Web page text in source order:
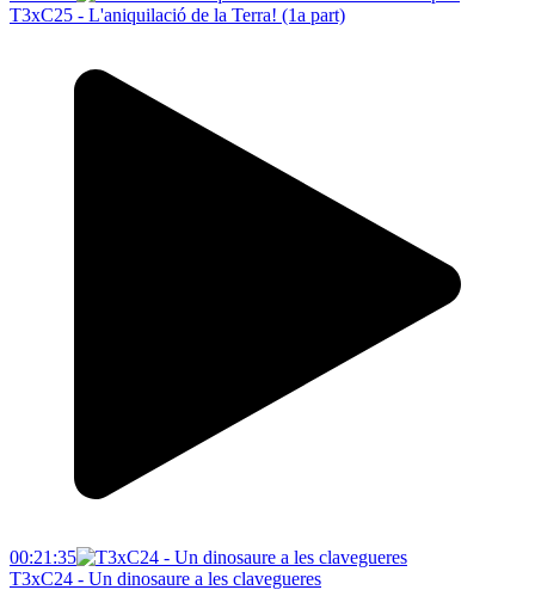
T3xC25 - L'aniquilació de la Terra! (1a part)
00:21:35
T3xC24 - Un dinosaure a les clavegueres